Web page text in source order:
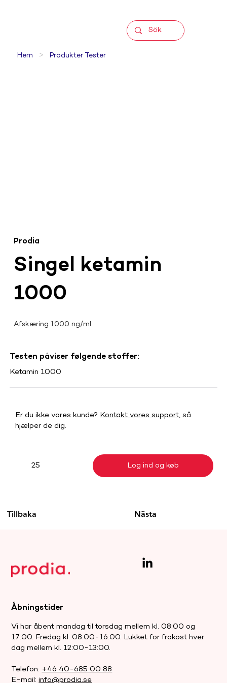
Hem > Produkter Tester
Tillbaka
Singel ketamin
1000
Prodia
Afskæring 1000 ng/ml
Er du ikke vores kunde? Kontakt vores support, så
hjælper de dig.
25 Log ind og køb
Testen påviser følgende stoffer:
Ketamin 1000
Nästa
Åbningstider
Vi har åbent mandag til torsdag mellem kl. 08:00 og
17:00. Fredag kl. 08:00-16:00. Lukket for frokost hver
dag mellem kl. 12:00-13:00.
Telefon: +46 40-685 00 88
E-mail:info@prodia.se